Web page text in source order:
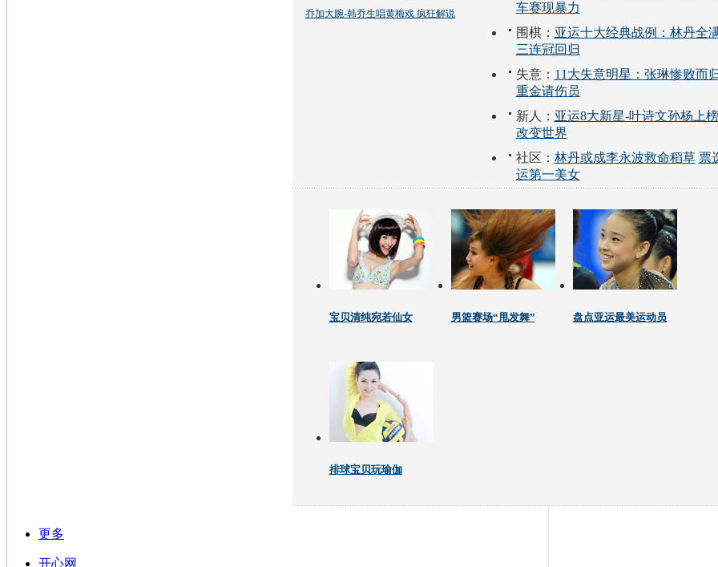
乔加大腕-韩乔生唱黄梅戏 疯狂解说
车赛现暴力
围棋： 亚运十大经典战例：林丹全
三连冠回归
失意： 11大失意明星：张琳惨败而
重金请伤员
新人： 亚运8大新星-叶诗文孙杨上
改变世界
社区： 林丹或成李永波救命稻草 票
运第一美女
宝贝清纯宛若仙女 男篮赛场“甩发舞” 盘点亚运最美运动员
排球宝贝玩瑜伽
更多
开心网